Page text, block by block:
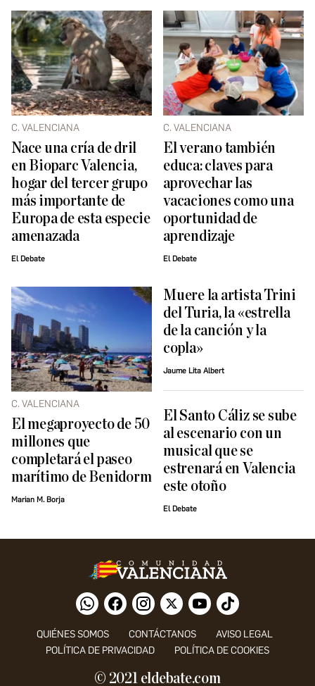
C. VALENCIANA
Nace una cría de dril
en Bioparc Valencia,
hogar del tercer grupo
más importante de
Europa de esta especie
amenazada
El Debate
C. VALENCIANA
El verano también
educa: claves para
aprovechar las
vacaciones como una
oportunidad de
aprendizaje
El Debate
C. VALENCIANA
El megaproyecto de 50
millones que
completará el paseo
marítimo de Benidorm
Marian M. Borja
Muere la artista Trini
del Turia, la «estrella
de la canción y la
copla»
Jaume Lita Albert
El Santo Cáliz se sube
al escenario con un
musical que se
estrenará en Valencia
este otoño
El Debate
QUIÉNES SOMOS CONTÁCTANOS
AVISO LEGAL
POLÍTICA DE PRIVACIDAD
POLÍTICA DE COOKIES
© 2021 eldebate.com